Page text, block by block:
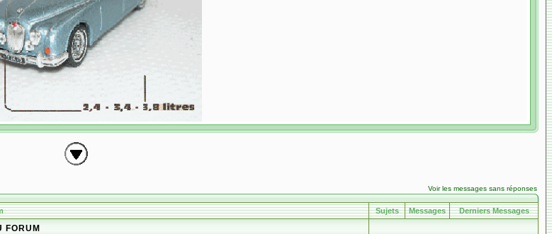
Voir les messages sans réponses
Sujets Messages Derniers Messages
FORUM